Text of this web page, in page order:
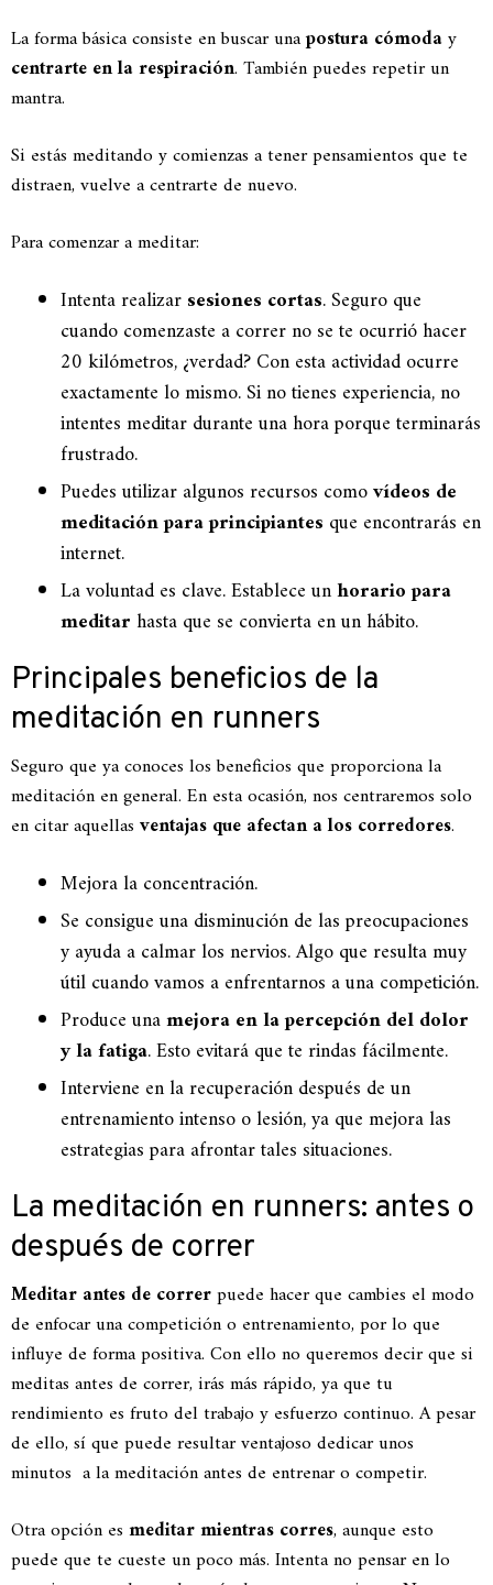
La forma básica consiste en buscar unapostura cómoday
centrarte en la respiración. También puedes repetir un
mantra.
Si estás meditando y comienzas a tener pensamientos que te
distraen, vuelve a centrarte de nuevo.
Para comenzar a meditar:
Intenta realizarsesiones cortas. Seguro que
cuando comenzaste a correr no se te ocurrió hacer
20 kilómetros, ¿verdad? Con esta actividad ocurre
exactamente lo mismo. Si no tienes experiencia, no
intentes meditar durante una hora porque terminarás
frustrado.
Puedes utilizar algunos recursos comovídeos de
meditación para principiantes que encontrarás en
internet.
La voluntad es clave. Establece unhorario para
meditarhasta que se convierta en un hábito.
Principales beneficios de la
meditación en runners
Seguro que ya conoces los beneficios que proporciona la
meditación en general. En esta ocasión, nos centraremos solo
en citar aquellas ventajas que afectan a los corredores.
Mejora la concentración.
Se consigue una disminución de las preocupaciones
y ayuda a calmar los nervios. Algo que resulta muy
útil cuando vamos a enfrentarnos a una competición.
Produce unamejora en la percepción del dolor
y la fatiga. Esto evitará que te rindas fácilmente.
Interviene en la recuperación después de un
entrenamiento intenso o lesión, ya que mejora las
estrategias para afrontar tales situaciones.
La meditación en runners: antes o
después de correr
Meditar antes de correrpuede hacer que cambies el modo
de enfocar una competición o entrenamiento, por lo que
influye de forma positiva. Con ello no queremos decir que si
meditas antes de correr, irás más rápido, ya que tu
rendimiento es fruto del trabajo y esfuerzo continuo. A pesar
de ello, sí que puede resultar ventajoso dedicar unos
minutos a la meditación antes de entrenar o competir.
Otra opción es meditar mientras corres, aunque esto
puede que te cueste un poco más. Intenta no pensar en lo